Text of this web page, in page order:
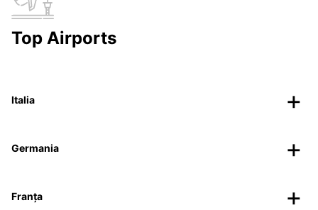
Top Airports
Italia
Germania
Franța